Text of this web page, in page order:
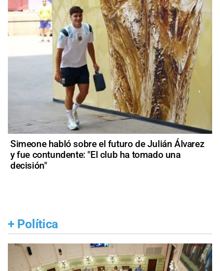
Simeone habló sobre el futuro de Julián Álvarez
y fue contundente: "El club ha tomado una
decisión"
+ Política